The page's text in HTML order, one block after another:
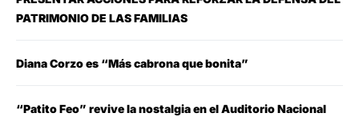
PATRIMONIO DE LAS FAMILIAS
Diana Corzo es “Más cabrona que bonita”
“Patito Feo” revive la nostalgia en el Auditorio Nacional